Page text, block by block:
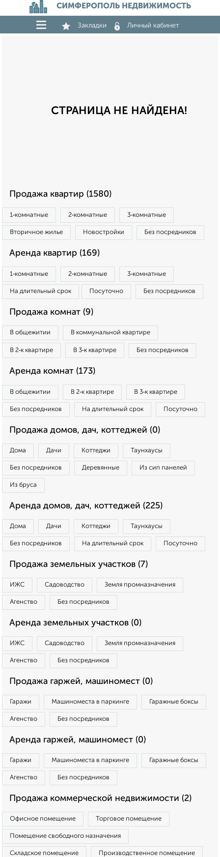
СИМФЕРОПОЛЬ НЕДВИЖИМОСТЬ
Закладки Личный кабинет
СТРАНИЦА НЕ НАЙДЕНА!
Продажа квартир (1580)
1‑комнатные 2‑комнатные 3‑комнатные
Вторичное жилье Новостройки Без посредников
Аренда квартир (169)
1‑комнатные 2‑комнатные 3‑комнатные
На длительный срок Посуточно Без посредников
Продажа комнат (9)
В общежитии В коммунальной квартире
В 2‑к квартире В 3‑к квартире Без посредников
Аренда комнат (173)
В общежитии В 2‑к квартире В 3‑к квартире
Без посредников На длительный срок Посуточно
Продажа домов, дач, коттеджей (0)
Дома Дачи Коттеджи Таунхаусы
Без посредников Деревянные Из сип панелей
Из бруса
Аренда домов, дач, коттеджей (225)
Дома Дачи Коттеджи Таунхаусы
Без посредников На длительный срок Посуточно
Продажа земельных участков (7)
ИЖС Садоводство Земля промназначения
Агенство Без посредников
Аренда земельных участков (0)
ИЖС Садоводство Земля промназначения
Агенство Без посредников
Продажа гаржей, машиномест (0)
Гаражи Машиноместа в паркинге Гаражные боксы
Агенство Без посредников
Аренда гаржей, машиномест (0)
Гаражи Машиноместа в паркинге Гаражные боксы
Агенство Без посредников
Продажа коммерческой недвижимости (2)
Офисное помещение Торговое помещение
Помещение свободного назначения
Складское помещение Производственное помещение